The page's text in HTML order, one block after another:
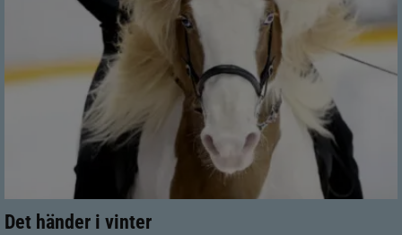
Det händer i vinter